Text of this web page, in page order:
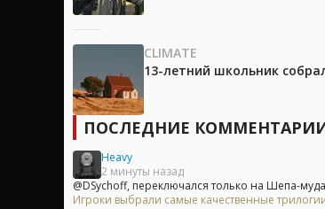
CLIMATE
13-летний школьник
ПОСЛЕДНИЕ
Heavy
2 минуты назад
@DSychoff, переключался только на Шепа-
Игроки выбрали самые качественные